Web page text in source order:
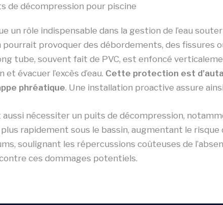
de décompression pour piscine
un rôle indispensable dans la gestion de l’eau
pourrait provoquer des débordements, des fissures
tube, souvent fait de PVC, est enfoncé
évacuer l’excès d’eau. Cette protection est
phréatique. Une installation proactive assure
aussi nécessiter un puits de décompression,
plus rapidement sous le bassin, augmentant le
soulignant les répercussions coûteuses de
ces dommages potentiels.